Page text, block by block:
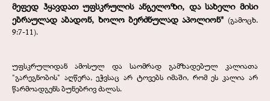
მეფედ ჰყავდათ უფსკრულის ანგელოზი, და სახელი მისი
ებრაულად აბადონ, ხოლო ბერძნულად აპოლიონ" (გამოცხ.
9:7-11).
უფსკრულიდან ამოსულ და საომრად გამზადებულ კალიათა
"გარეგნობის" აღწერა, ეჭვსაც არ ტოვებს იმაში, რომ ეს კალია არ
წარმოადგენს ბუნებრივ ძალას.